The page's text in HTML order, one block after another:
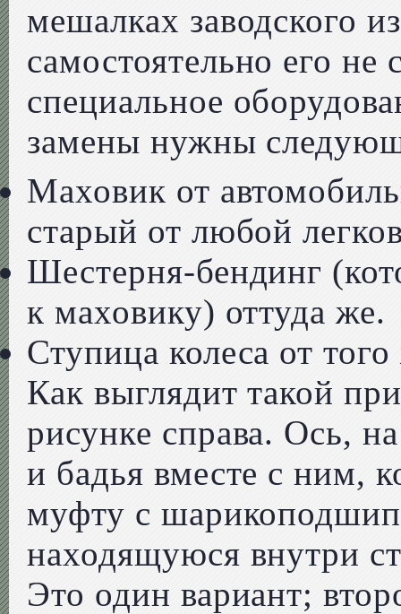
мешалках заводского
самостоятельно его
специальное
замены нужны
Маховик от
старый от любой
Шестерня-бендинг
к маховику) оттуда же.
Ступица колеса от
Как выглядит такой
рисунке справа. Ось,
и бадья вместе с ним,
муфту с
находящуюся внутри
Это один вариант;